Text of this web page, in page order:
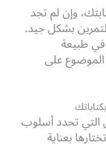
وإن لم تجد
بشكل جيد.
طبيعة
على
التي تحدد أسلوب
بعناية